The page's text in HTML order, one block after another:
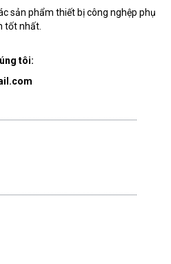
sản phẩm thiết bị công nghệp phụ
tốt nhất.
tôi: